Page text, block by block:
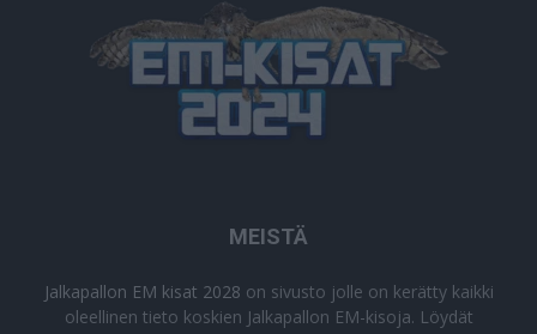
MEISTÄ
Jalkapallon EM kisat 2028 on sivusto jolle on kerätty kaikki
oleellinen tieto koskien Jalkapallon EM-kisoja. Löydät